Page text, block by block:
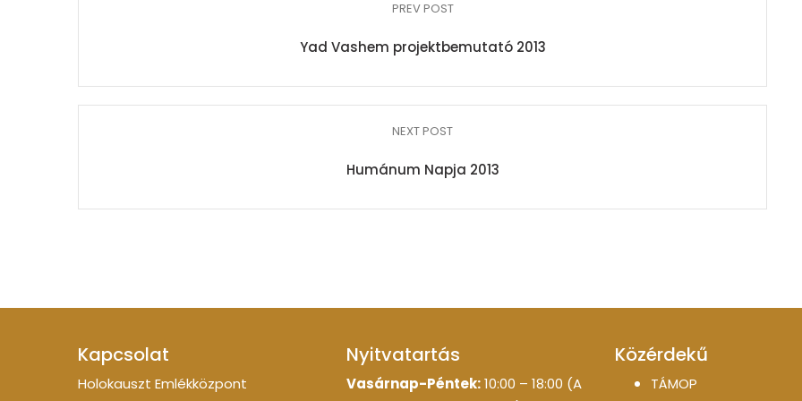
PREV POST
Yad Vashem projektbemutató 2013
NEXT POST
Humánum Napja 2013
Kapcsolat
Holokauszt Emlékközpont
Nyitvatartás
Vasárnap-Péntek:10:00 – 18:00 (A
Közérdekű
TÁMOP